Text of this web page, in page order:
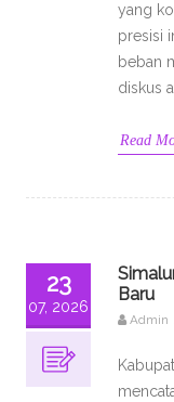
yang
presisi
beban
diskus
Read
23
07, 2026
Baru
Admin